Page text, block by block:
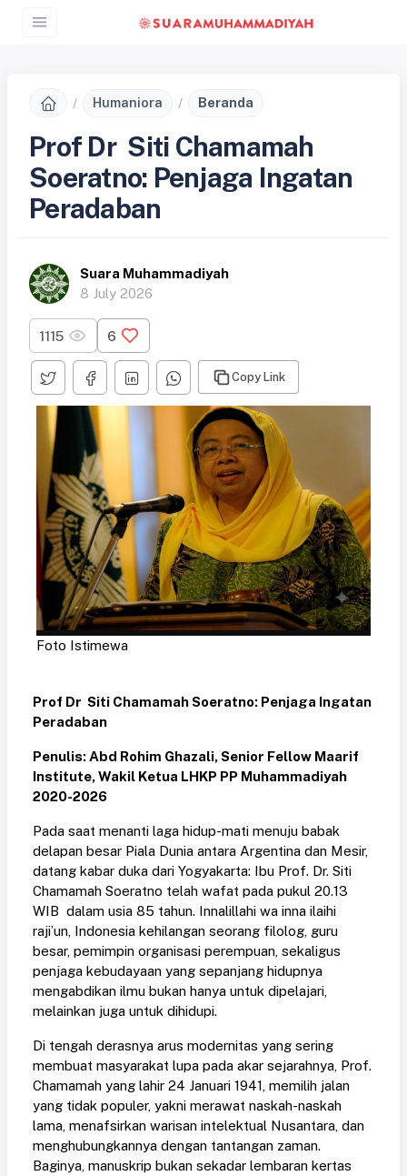
Humaniora Beranda
Prof Dr Siti Chamamah
Soeratno: Penjaga Ingatan
Peradaban
Suara Muhammadiyah
8 July 2026
1115 6
Copy Link
Foto Istimewa
Prof Dr Siti Chamamah Soeratno: Penjaga Ingatan
Peradaban
Penulis: Abd Rohim Ghazali, Senior Fellow Maarif
Institute, Wakil Ketua LHKP PP Muhammadiyah
2020-2026
Pada saat menanti laga hidup-mati menuju babak
delapan besar Piala Dunia antara Argentina dan Mesir,
datang kabar duka dari Yogyakarta: Ibu Prof. Dr. Siti
Chamamah Soeratno telah wafat pada pukul 20.13
WIB dalam usia 85 tahun. Innalillahi wa inna ilaihi
raji’un, Indonesia kehilangan seorang filolog, guru
besar, pemimpin organisasi perempuan, sekaligus
penjaga kebudayaan yang sepanjang hidupnya
mengabdikan ilmu bukan hanya untuk dipelajari,
melainkan juga untuk dihidupi.
Di tengah derasnya arus modernitas yang sering
membuat masyarakat lupa pada akar sejarahnya, Prof.
Chamamah yang lahir 24 Januari 1941, memilih jalan
yang tidak populer, yakni merawat naskah-naskah
lama, menafsirkan warisan intelektual Nusantara, dan
menghubungkannya dengan tantangan zaman.
Baginya, manuskrip bukan sekadar lembaran kertas